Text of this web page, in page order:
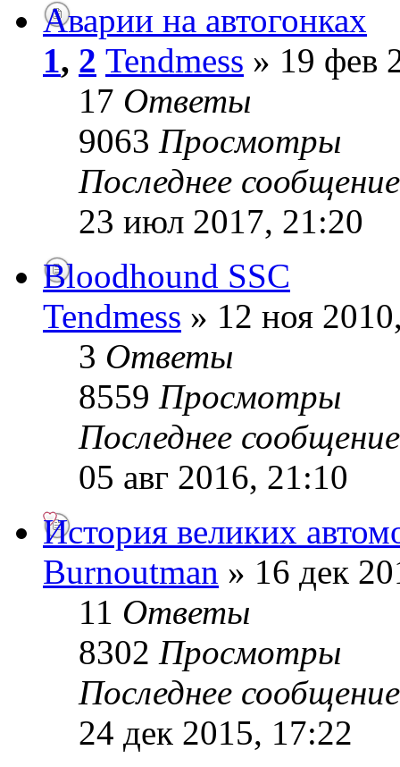
Аварии на автогонках
1, 2 Tendmess » 19 фев
17 Ответы
9063 Просмотры
Последнее
23 июл 2017, 21:20
Bloodhound SSC
Tendmess » 12 ноя
3 Ответы
8559 Просмотры
Последнее
05 авг 2016, 21:10
История великих
Burnoutman » 16 дек
11 Ответы
8302 Просмотры
Последнее
24 дек 2015, 17:22